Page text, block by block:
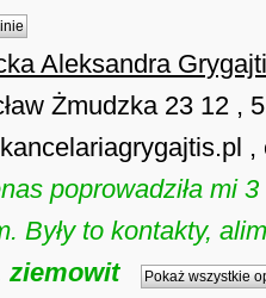
Aleksandra
Żmudzka 23 12 ,
poprowadziła mi
Były to kontakty,
ziemowit Pokaż wszystkie